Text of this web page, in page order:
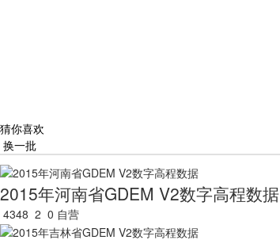
猜你喜欢
换一批
2015年河南省GDEM V2数字高程数据
4348 2 0 自营